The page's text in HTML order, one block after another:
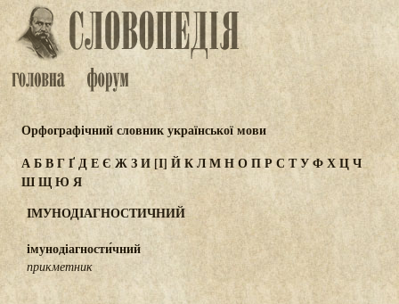
Орфографічний словник української мови
АБВГҐДЕЄ ЖЗИ[І] ЙКЛМНОПР СТУФХЦЧ
ШЩЮЯ
ІМУНОДІАГНОСТИЧНИЙ
імунодіагности́чний
прикметник